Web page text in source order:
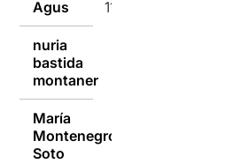
Agus 11/01/2017
nuria
bastida
montaner
María
Montenegro
Soto